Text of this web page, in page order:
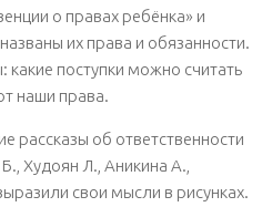
о правах ребёнка» и
их права и обязанности.
поступки можно считать
наши права.
рассказы об ответственности
Худоян Л., Аникина А.,
свои мысли в рисунках.